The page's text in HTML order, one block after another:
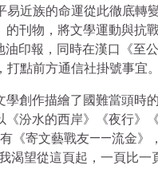
近族的命運從此徹底轉
刊物，將文學運動與抗
印報，同時在漢口《至
點前方通信社掛號事宜
學創作描繪了國難當頭時
《汾水的西岸》《夜行》
《寄文藝戰友——流金》
渴望從這頁起，一頁比